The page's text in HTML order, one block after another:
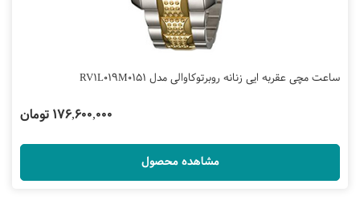
ساعت مچی عقربه ایی زنانه روبرتوکاوالی مدل RV1L019M0151
176,600,000 تومان
مشاهده محصول